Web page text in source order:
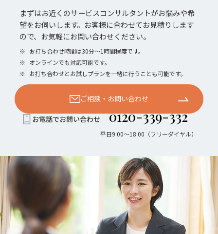
まずはお近くのサービスコンサルタントがお悩みや希
望をお伺いします。お客様に合わせてお見積りします
ので、お気軽にお問い合わせください。
※ お打ち合わせ時間は30分〜1時間程度です。
※ オンラインでも対応可能です。
※ お打ち合わせとお試しプランを一緒に行うことも可能です。
ご相談・お問い合わせ
お電話でお問い合わせ 0120-339-332
平日9:00〜18:00（フリーダイヤル）